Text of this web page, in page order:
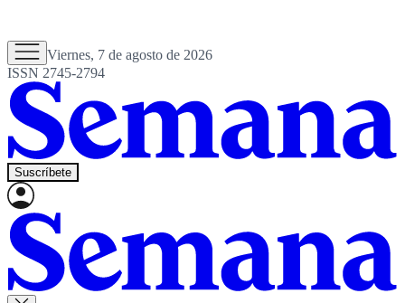
Viernes, 7 de agosto de 2026
ISSN 2745-2794
Suscríbete